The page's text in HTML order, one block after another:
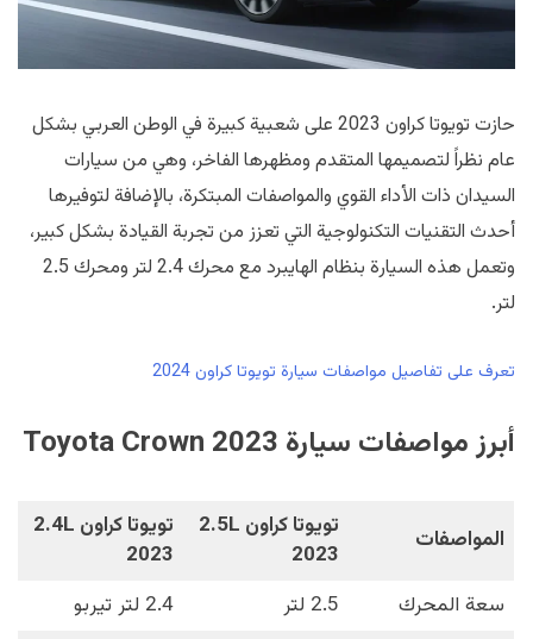
حازت تويوتا كراون 2023 على شعبية كبيرة في الوطن العربي بشكل
عام نظراً لتصميمها المتقدم ومظهرها الفاخر، وهي من سيارات
السيدان ذات الأداء القوي والمواصفات المبتكرة، بالإضافة لتوفيرها
أحدث التقنيات التكنولوجية التي تعزز من تجربة القيادة بشكل كبير،
وتعمل هذه السيارة بنظام الهايبرد مع محرك 2.4 لتر ومحرك 2.5
لتر.
تعرف على تفاصيل مواصفات سيارة تويوتا كراون 2024
أبرز مواصفات سيارة Toyota Crown 2023
المواصفات
تويوتا كراون 2.5L
2023
تويوتا كراون 2.4L
2023
سعة المحرك
2.5 لتر
2.4 لتر تيربو